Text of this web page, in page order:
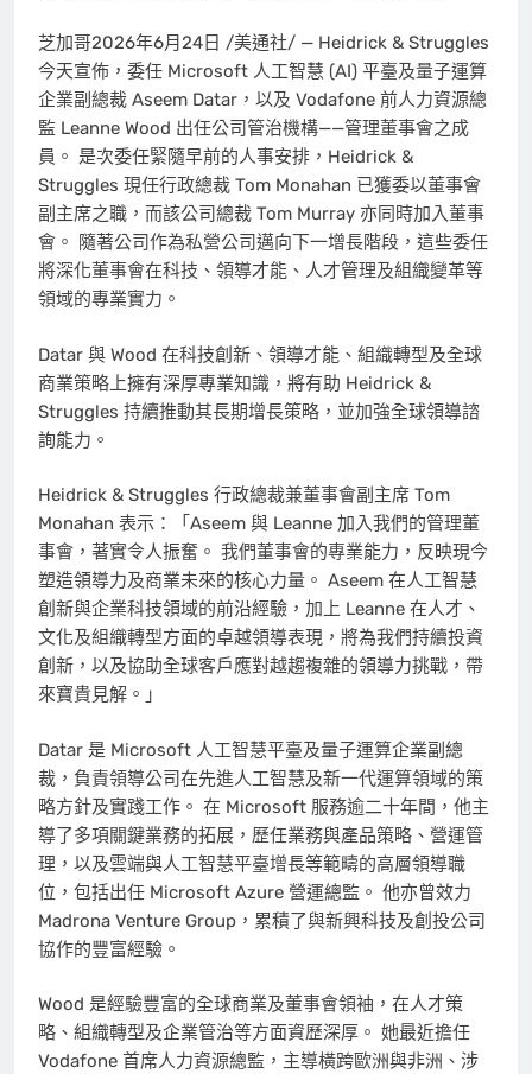
芝加哥2026年6月24日 /美通社/ — Heidrick & Struggles
今天宣佈，委任 Microsoft 人工智慧 (AI) 平臺及量子運算
企業副總裁 Aseem Datar，以及 Vodafone 前人力資源總
監 Leanne Wood 出任公司管治機構——管理董事會之成
員。 是次委任緊隨早前的人事安排，Heidrick &
Struggles 現任行政總裁 Tom Monahan 已獲委以董事會
副主席之職，而該公司總裁 Tom Murray 亦同時加入董事
會。 隨著公司作為私營公司邁向下一增長階段，這些委任
將深化董事會在科技、領導才能、人才管理及組織變革等
領域的專業實力。
Datar 與 Wood 在科技創新、領導才能、組織轉型及全球
商業策略上擁有深厚專業知識，將有助 Heidrick &
Struggles 持續推動其長期增長策略，並加強全球領導諮
詢能力。
Heidrick & Struggles 行政總裁兼董事會副主席 Tom
Monahan 表示：「Aseem 與 Leanne 加入我們的管理董
事會，著實令人振奮。 我們董事會的專業能力，反映現今
塑造領導力及商業未來的核心力量。 Aseem 在人工智慧
創新與企業科技領域的前沿經驗，加上 Leanne 在人才、
文化及組織轉型方面的卓越領導表現，將為我們持續投資
創新，以及協助全球客戶應對越趨複雜的領導力挑戰，帶
來寶貴見解。」
Datar 是 Microsoft 人工智慧平臺及量子運算企業副總
裁，負責領導公司在先進人工智慧及新一代運算領域的策
略方針及實踐工作。 在 Microsoft 服務逾二十年間，他主
導了多項關鍵業務的拓展，歷任業務與產品策略、營運管
理，以及雲端與人工智慧平臺增長等範疇的高層領導職
位，包括出任 Microsoft Azure 營運總監。 他亦曾效力
Madrona Venture Group，累積了與新興科技及創投公司
協作的豐富經驗。
Wood 是經驗豐富的全球商業及董事會領袖，在人才策
略、組織轉型及企業管治等方面資歷深厚。 她最近擔任
Vodafone 首席人力資源總監，主導橫跨歐洲與非洲、涉